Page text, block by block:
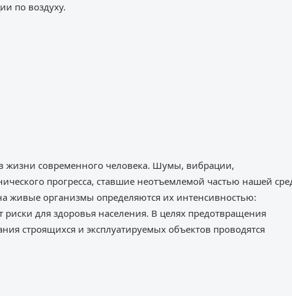
по воздуху.
жизни современного человека. Шумы, вибрации,
прогресса, ставшие неотъемлемой частью нашей
живые организмы определяются их интенсивностью:
для здоровья населения. В целях предотвращения
строящихся и эксплуатируемых объектов проводятся